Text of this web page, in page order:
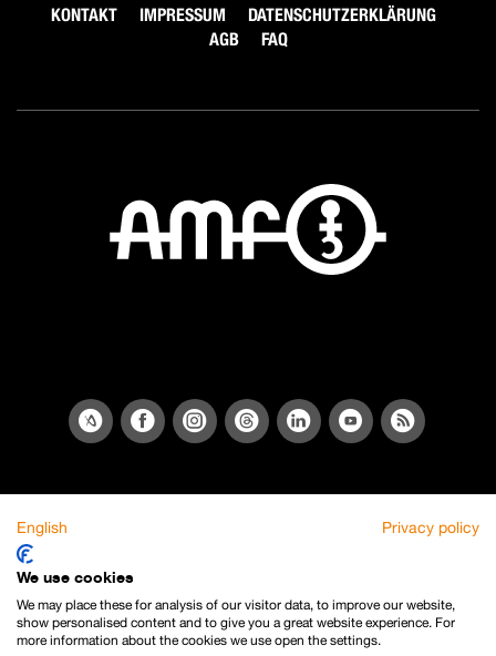
KONTAKT IMPRESSUM
DATENSCHUTZERKLÄRUNG
AGB
FAQ
English Privacy policy
We use cookies
We may place these for analysis of our visitor data, to improve our website,
show personalised content and to give you a great website experience. For
more information about the cookies we use open the settings.